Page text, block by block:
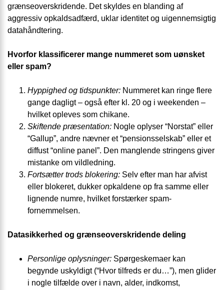
grænseoverskridende. Det skyldes en blanding af
aggressiv opkalds­adfærd, uklar identitet og uigennemsigtig
datahåndtering.
Hvorfor klassificerer mange nummeret som uønsket
eller spam?
Hyppighed og tidspunkter: Nummeret kan ringe flere
gange dagligt – også efter kl. 20 og i weekenden –
hvilket opleves som chikane.
Skiftende præsentation: Nogle oplyser “Norstat” eller
“Gallup”, andre nævner et “pensions­selskab” eller et
diffust “online panel”. Den manglende stringens giver
mistanke om vildledning.
Fortsætter trods blokering: Selv efter man har afvist
eller blokeret, dukker opkaldene op fra samme eller
lignende numre, hvilket forstærker spam-
fornemmelsen.
Datasikkerhed og grænseoverskridende deling
Personlige oplysninger: Spørgeskemaer kan
begynde uskyldigt (“Hvor tilfreds er du…”), men glider
i nogle tilfælde over i navn, alder, indkomst,